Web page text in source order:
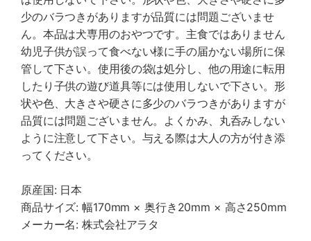
少のバラつきがありますが品質には問題ございませ
ん。本品は犬専用のおやつです。主食ではありません
幼児子供が誤って食べない様に手の届かない場所に保
管して下さい。使用後の袋は処分し、他の用途に転用
したり子供の遊び道具等には使用しないで下さい。形
状や色、大きさや硬さに多少のバラつきがありますが
品質には問題ございません。よくかみ、丸呑みしない
ように注意して下さい。与える際は大人の方が付き添
ってください。
原産国: 日本
商品サイズ: 幅170mm × 奥行き20mm × 高さ250mm
メーカー名: 株式会社アラタ